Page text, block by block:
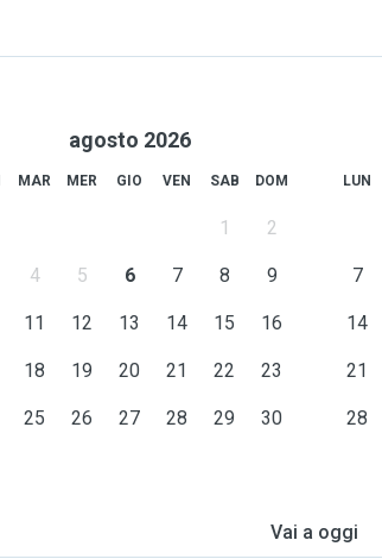
agosto 2026
MAR MER GIO VEN SAB DOM
1 2
4 5 6 7 8 9
11 12 13 14 15 16
18 19 20 21 22 23
25 26 27 28 29 30
LUN
7
14
21
28
Vai a oggi